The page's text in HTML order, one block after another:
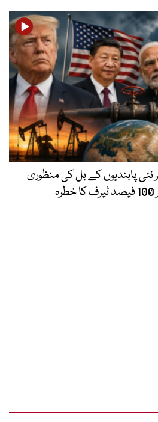
پابندیوں کے بل کی منظوری